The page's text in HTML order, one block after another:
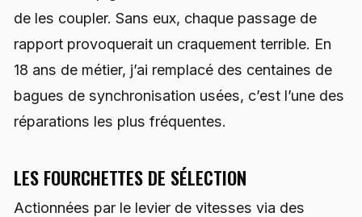
de les coupler. Sans eux, chaque passage de
rapport provoquerait un craquement terrible. En
18 ans de métier, j’ai remplacé des centaines de
bagues de synchronisation usées, c’est l’une des
réparations les plus fréquentes.
LES FOURCHETTES DE SÉLECTION
Actionnées par le levier de vitesses via des